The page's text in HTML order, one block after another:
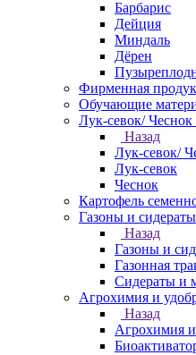
Барбарис
Дейция
Миндаль
Дёрен
Фирменная
Обучающие
Лук-севок/ Чеснок
Назад
Лук-севок/
Лук-севок
Чеснок
Картофель
Газоны и сидераты
Назад
Газоны и
Газонная
Сидераты и
Агрохимия и
Назад
Агрохимия